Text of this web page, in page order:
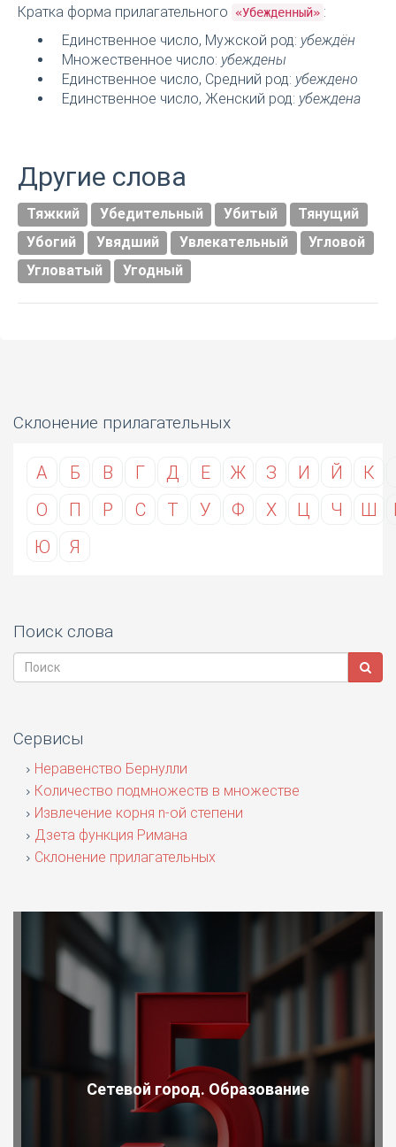
Кратка форма прилагательного «Убежденный» :
Единственное число, Мужской род: убеждён
Множественное число: убеждены
Единственное число, Средний род: убеждено
Единственное число, Женский род: убеждена
Другие слова
Тяжкий Убедительный Убитый
Тянущий
Убогий
Увядший Увлекательный
Угловой
Угловатый
Угодный
Склонение прилагательных
А Б В Г Д Е Ж З И Й К
О
П Р С Т У Ф Х Ц Ч Ш
Ю
Я
Поиск слова
Сервисы
Неравенство Бернулли
Количество подмножеств в множестве
Извлечение корня n-ой степени
Дзета функция Римана
Склонение прилагательных
Сетевой город. Образование